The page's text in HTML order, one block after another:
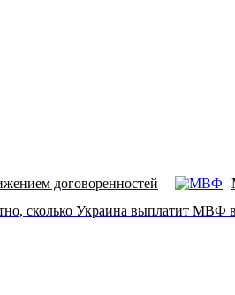
договоренностей
сколько Украина выплатит МВФ